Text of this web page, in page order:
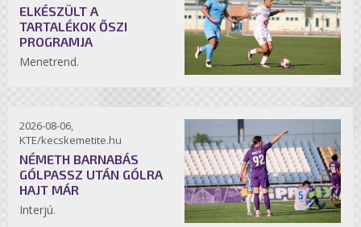
ELKÉSZÜLT A
TARTALÉKOK ŐSZI
PROGRAMJA
Menetrend.
2026-08-06,
KTE/kecskemetite.hu
NÉMETH BARNABÁS
GÓLPASSZ UTÁN GÓLRA
HAJT MÁR
Interjú.